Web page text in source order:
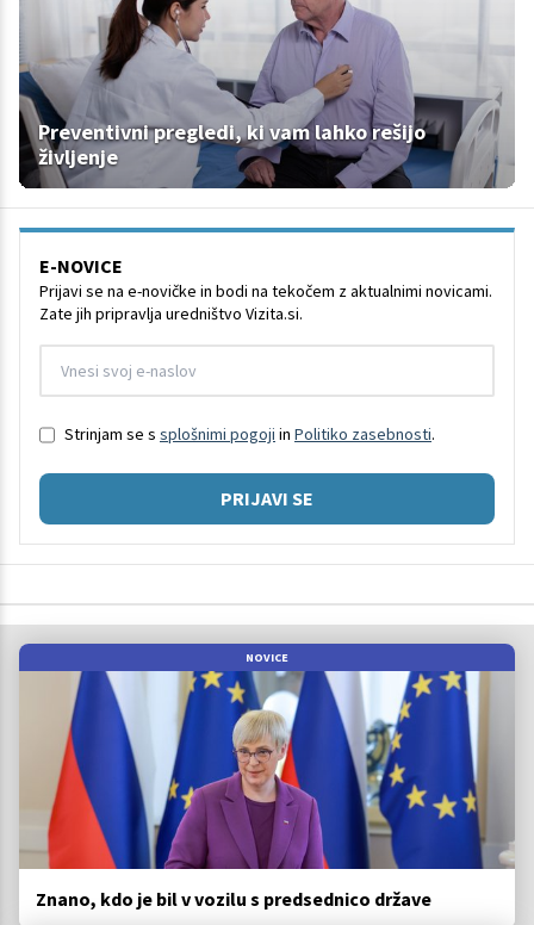
Preventivni pregledi, ki vam lahko rešijo
življenje
E-NOVICE
Prijavi se na e-novičke in bodi na tekočem z aktualnimi novicami.
Zate jih pripravlja uredništvo Vizita.si.
Strinjam se s splošnimi pogoji in Politiko zasebnosti.
PRIJAVI SE
NOVICE
Znano, kdo je bil v vozilu s predsednico države